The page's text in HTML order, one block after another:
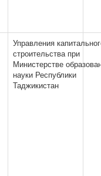
Управления
строительства при
Министерстве
науки Республики
Таджикистан